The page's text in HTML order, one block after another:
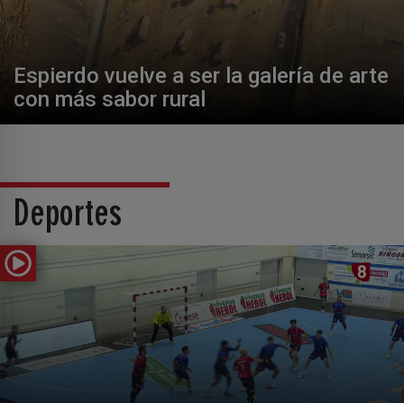
Espierdo vuelve a ser la galería de arte
con más sabor rural
Deportes